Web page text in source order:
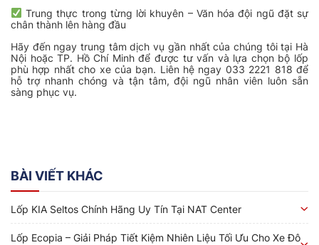
Trung thực trong từng lời khuyên – Văn hóa đội ngũ đặt sự
chân thành lên hàng đầu
Hãy đến ngay trung tâm dịch vụ gần nhất của chúng tôi tại Hà
Nội hoặc TP. Hồ Chí Minh để được tư vấn và lựa chọn bộ lốp
phù hợp nhất cho xe của bạn. Liên hệ ngay 033 2221 818 để
hỗ trợ nhanh chóng và tận tâm, đội ngũ nhân viên luôn sẵn
sàng phục vụ.
BÀI VIẾT KHÁC
Lốp KIA Seltos Chính Hãng Uy Tín Tại NAT Center
Lốp Ecopia – Giải Pháp Tiết Kiệm Nhiên Liệu Tối Ưu Cho Xe Đô